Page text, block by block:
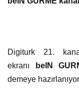
Digiturk 21.
ekranı
beIN
demeye